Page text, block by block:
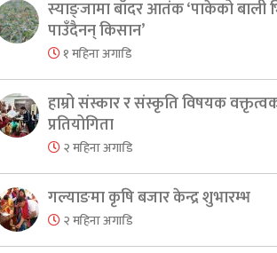
स्याङ्जामा बाँदर आतंक ‘पाकेको बाली
पाउँदैनन् किसान’
१ महिना अगाडि
हाम्रो संस्कार र संस्कृति विषयक
प्रतियोगिता
२ महिना अगाडि
गल्याङमा कृषि बजार केन्द्र शुभारम्भ
२ महिना अगाडि